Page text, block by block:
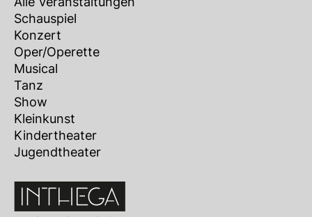
Schauspiel
Konzert
Oper/Operette
Musical
Tanz
Show
Kleinkunst
Kindertheater
Jugendtheater